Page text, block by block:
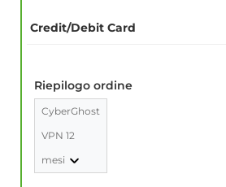
Credit/Debit Card
Riepilogo ordine
CyberGhost
VPN 12
mesi